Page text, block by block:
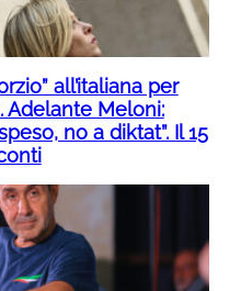
all’italiana per
Adelante Meloni:
no a diktat”. Il 15